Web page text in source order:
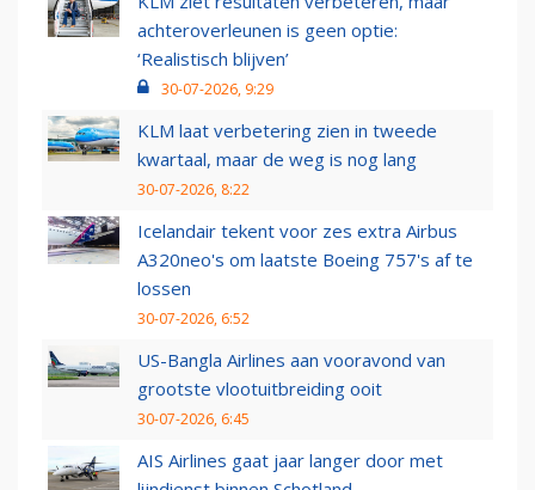
achteroverleunen is geen optie:
‘Realistisch blijven’
30-07-2026, 9:29
KLM laat verbetering zien in tweede
kwartaal, maar de weg is nog lang
30-07-2026, 8:22
Icelandair tekent voor zes extra Airbus
A320neo's om laatste Boeing 757's af te
lossen
30-07-2026, 6:52
US-Bangla Airlines aan vooravond van
grootste vlootuitbreiding ooit
30-07-2026, 6:45
AIS Airlines gaat jaar langer door met